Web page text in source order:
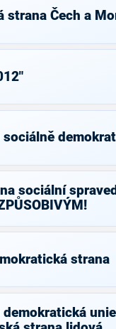
strana Čech a
sociálně
sociální
strana
demokratická